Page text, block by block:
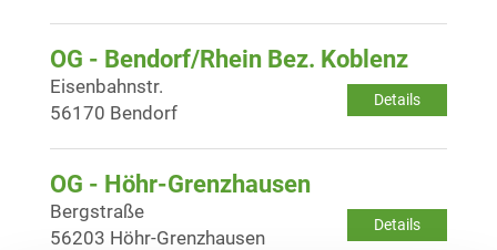
OG - Bendorf/Rhein Bez. Koblenz
Details
Eisenbahnstr.
56170 Bendorf
OG - Höhr-Grenzhausen
Details
Bergstraße
56203 Höhr-Grenzhausen